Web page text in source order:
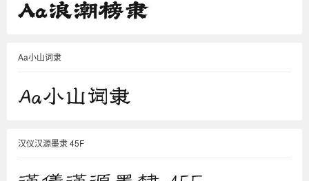
Aa小山词隶
汉仪汉源墨隶 45F